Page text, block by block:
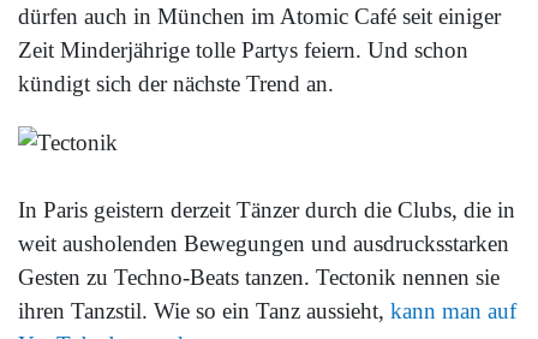
dürfen auch in München im Atomic Café seit einiger
Zeit Minderjährige tolle Partys feiern. Und schon
kündigt sich der nächste Trend an.
In Paris geistern derzeit Tänzer durch die Clubs, die in
weit ausholenden Bewegungen und ausdrucksstarken
Gesten zu Techno-Beats tanzen. Tectonik nennen sie
ihren Tanzstil. Wie so ein Tanz aussieht, kann man auf